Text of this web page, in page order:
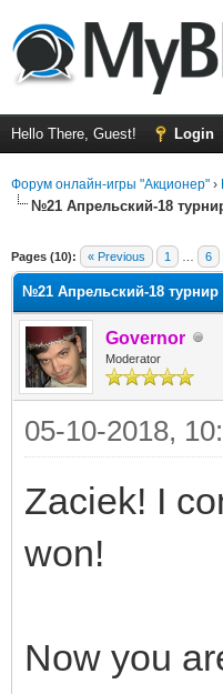
Hello There, Guest! Login
Форум онлайн-игры "Акционер" ›
№21 Апрельский-18
Pages (10): « Previous 1 6
№21 Апрельский-18 турнир
Governor
Moderator
05-10-2018,
Zaciek! I
won!
Now you